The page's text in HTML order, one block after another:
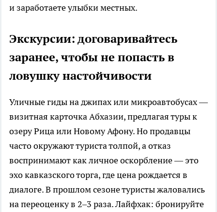
и заработаете улыбки местных.
Экскурсии: договаривайтесь
заранее, чтобы не попасть в
ловушку настойчивости
Уличные гиды на джипах или микроавтобусах —
визитная карточка Абхазии, предлагая туры к
озеру Рица или Новому Афону. Но продавцы
часто окружают туриста толпой, а отказ
воспринимают как личное оскорбление — это
эхо кавказского торга, где цена рождается в
диалоге. В прошлом сезоне туристы жаловались
на переоценку в 2–3 раза. Лайфхак: бронируйте